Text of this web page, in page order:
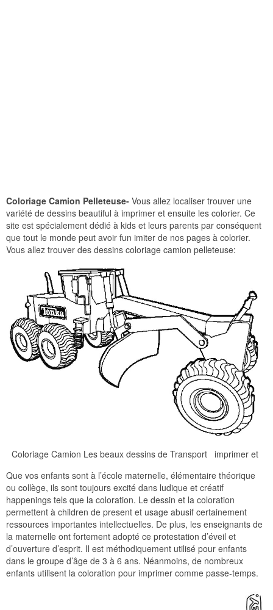
Coloriage Camion Pelleteuse- Vous allez localiser trouver une
variété de dessins beautiful à imprimer et ensuite les colorier. Ce
site est spécialement dédié à kids et leurs parents par conséquent
que tout le monde peut avoir fun imiter de nos pages à colorier.
Vous allez trouver des dessins coloriage camion pelleteuse:
Coloriage Camion Les beaux dessins de Transport imprimer et
Que vos enfants sont à l’école maternelle, élémentaire théorique
ou collège, ils sont toujours excité dans ludique et créatif
happenings tels que la coloration. Le dessin et la coloration
permettent à children de present et usage abusif certainement
ressources importantes intellectuelles. De plus, les enseignants de
la maternelle ont fortement adopté ce protestation d’éveil et
d’ouverture d’esprit. Il est méthodiquement utilisé pour enfants
dans le groupe d’âge de 3 à 6 ans. Néanmoins, de nombreux
enfants utilisent la coloration pour imprimer comme passe-temps.